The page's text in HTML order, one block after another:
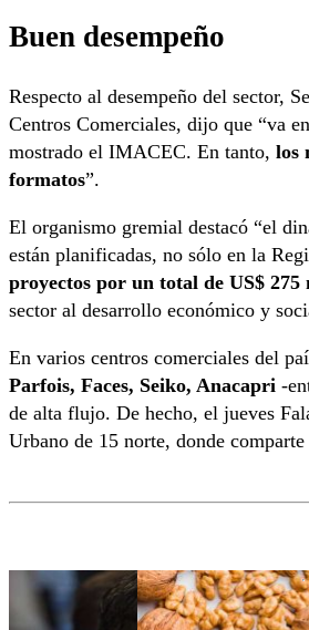
Buen desempeño
Respecto al desempeño del sector,
Centros Comerciales, dijo que “va
mostrado el IMACEC. En tanto, los
formatos”.
El organismo gremial destacó “el
están planificadas, no sólo en la
proyectos por un total de US$ 275
sector al desarrollo económico y
En varios centros comerciales del
Parfois, Faces, Seiko, Anacapri -
de alta flujo. De hecho, el jueves
Urbano de 15 norte, donde